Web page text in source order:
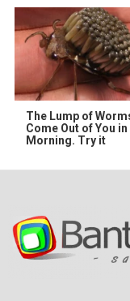
The Lump of
Come Out of You
Morning. Try it